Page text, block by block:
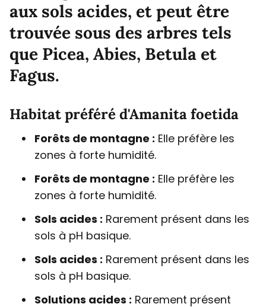
aux sols acides, et peut être
trouvée sous des arbres tels
que Picea, Abies, Betula et
Fagus.
Habitat préféré d'Amanita foetida
Forêts de montagne : Elle préfère les
zones à forte humidité.
Forêts de montagne : Elle préfère les
zones à forte humidité.
Sols acides : Rarement présent dans les
sols à pH basique.
Sols acides : Rarement présent dans les
sols à pH basique.
Solutions acides : Rarement présent